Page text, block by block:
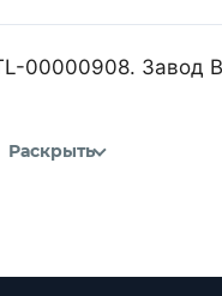
00000908. Завод
Раскрыть